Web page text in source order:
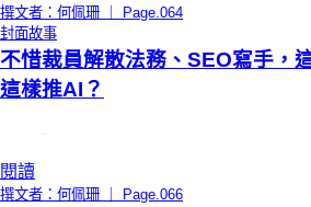
撰文者：何佩珊 ｜ Page.064
封面故事
不惜裁員解散法務、SEO寫手，
這樣推AI？
閱讀
撰文者：何佩珊 ｜ Page.066